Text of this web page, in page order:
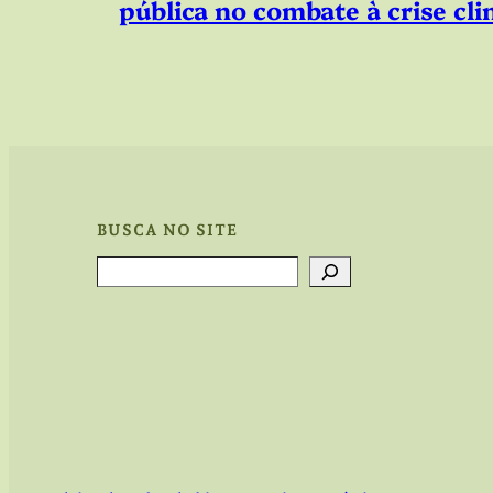
pública no combate à crise
BUSCA NO SITE